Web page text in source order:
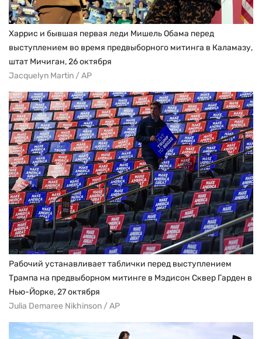
Харрис и бывшая первая леди Мишель Обама перед
выступлением во время предвыборного митинга в Каламазу,
штат Мичиган, 26 октября
Jacquelyn Martin / AP
Рабочий устанавливает таблички перед выступлением
Трампа на предвыборном митинге в Мэдисон Сквер Гарден в
Нью-Йорке, 27 октября
Julia Demaree Nikhinson / AP